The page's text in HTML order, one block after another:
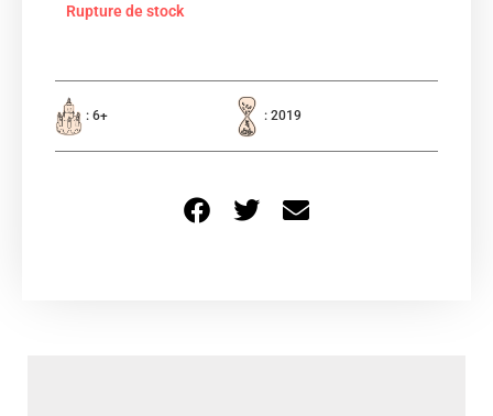
Rupture de stock
: 6+ : 2019